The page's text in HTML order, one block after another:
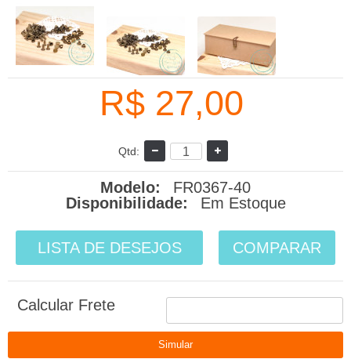
R$ 27,00
Qtd:
Modelo:
FR0367-40
Disponibilidade:
Em Estoque
LISTA DE DESEJOS COMPARAR
Calcular Frete